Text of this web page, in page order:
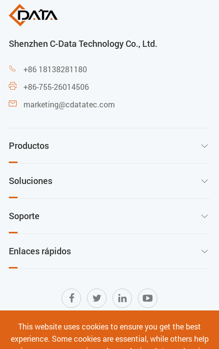
Shenzhen C-Data Technology Co., Ltd.
 +86 18138281180
 +86-755-26014506
 marketing@cdatatec.com
Productos 
Soluciones 
Soporte 
Enlaces rápidos 
Mapa del sitio | Términos de Uso
|
Política de privacidad
| Ciberseguridad
This website uses cookies to ensure you get the best
experience. Some cookies are essential, while others help